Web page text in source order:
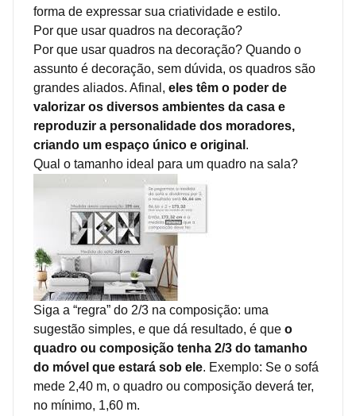
forma de expressar sua criatividade e estilo.
Por que usar quadros na decoração?
Por que usar quadros na decoração? Quando o
assunto é decoração, sem dúvida, os quadros são
grandes aliados. Afinal, eles têm o poder de
valorizar os diversos ambientes da casa e
reproduzir a personalidade dos moradores,
criando um espaço único e original .
Qual o tamanho ideal para um quadro na sala?
Siga a “regra” do 2/3 na composição: uma
sugestão simples, e que dá resultado, é que o
quadro ou composição tenha 2/3 do tamanho
do móvel que estará sob ele. Exemplo: Se o sofá
mede 2,40 m, o quadro ou composição deverá ter,
no mínimo, 1,60 m.